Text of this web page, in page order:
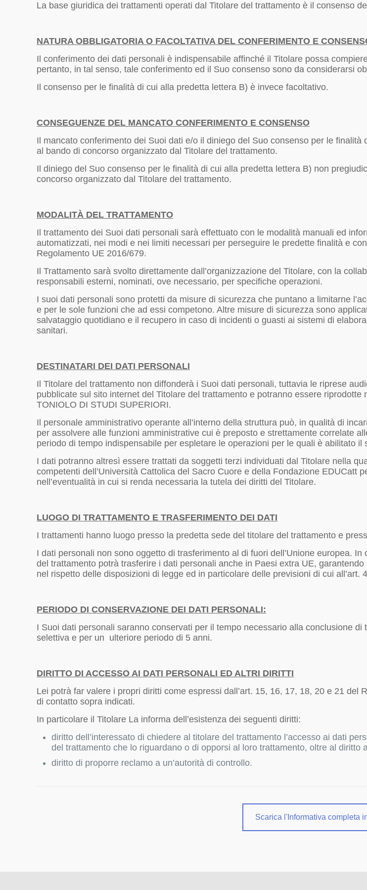
La base giuridica dei trattamenti operati dal Titolare del trattamento è il consenso
NATURA OBBLIGATORIA O FACOLTATIVA DEL CONFERIMENTO E
Il conferimento dei dati personali è indispensabile affinché il Titolare possa
pertanto, in tal senso, tale conferimento ed il Suo consenso sono da considerarsi
Il consenso per le finalità di cui alla predetta lettera B) è invece facoltativo.
CONSEGUENZE DEL MANCATO CONFERIMENTO E CONSENSO
Il mancato conferimento dei Suoi dati e/o il diniego del Suo consenso per le
al bando di concorso organizzato dal Titolare del trattamento.
Il diniego del Suo consenso per le finalità di cui alla predetta lettera B) non
concorso organizzato dal Titolare del trattamento.
MODALITÀ DEL TRATTAMENTO
Il trattamento dei Suoi dati personali sarà effettuato con le modalità manuali ed
automatizzati, nei modi e nei limiti necessari per perseguire le predette finalità e
Regolamento UE 2016/679.
Il Trattamento sarà svolto direttamente dall’organizzazione del Titolare, con la
responsabili esterni, nominati, ove necessario, per specifiche operazioni.
I suoi dati personali sono protetti da misure di sicurezza che puntano a limitarne
e per le sole funzioni che ad essi competono. Altre misure di sicurezza sono
salvataggio quotidiano e il recupero in caso di incidenti o guasti ai sistemi di
sanitari.
DESTINATARI DEI DATI PERSONALI
Il Titolare del trattamento non diffonderà i Suoi dati personali, tuttavia le riprese
pubblicate sul sito internet del Titolare del trattamento e potranno essere
TONIOLO DI STUDI SUPERIORI.
Il personale amministrativo operante all’interno della struttura può, in qualità di
per assolvere alle funzioni amministrative cui è preposto e strettamente correlate
periodo di tempo indispensabile per espletare le operazioni per le quali è abilitato il
I dati potranno altresì essere trattati da soggetti terzi individuati dal Titolare nella
competenti dell’Università Cattolica del Sacro Cuore e della Fondazione EDUCatt
nell’eventualità in cui si renda necessaria la tutela dei diritti del Titolare.
LUOGO DI TRATTAMENTO E TRASFERIMENTO DEI DATI
I trattamenti hanno luogo presso la predetta sede del titolare del trattamento e
I dati personali non sono oggetto di trasferimento al di fuori dell’Unione europea.
del trattamento potrà trasferire i dati personali anche in Paesi extra UE,
nel rispetto delle disposizioni di legge ed in particolare delle previsioni di cui all’art.
PERIODO DI CONSERVAZIONE DEI DATI PERSONALI:
I Suoi dati personali saranno conservati per il tempo necessario alla conclusione
selettiva e per un ulteriore periodo di 5 anni.
DIRITTO DI ACCESSO AI DATI PERSONALI ED ALTRI DIRITTI
Lei potrà far valere i propri diritti come espressi dall’art. 15, 16, 17, 18, 20 e 21
di contatto sopra indicati.
In particolare il Titolare La informa dell’esistenza dei seguenti diritti:
diritto dell’interessato di chiedere al titolare del trattamento l’accesso ai dati
del trattamento che lo riguardano o di opporsi al loro trattamento, oltre al
diritto di proporre reclamo a un’autorità di controllo.
Scarica l'Informativa completa